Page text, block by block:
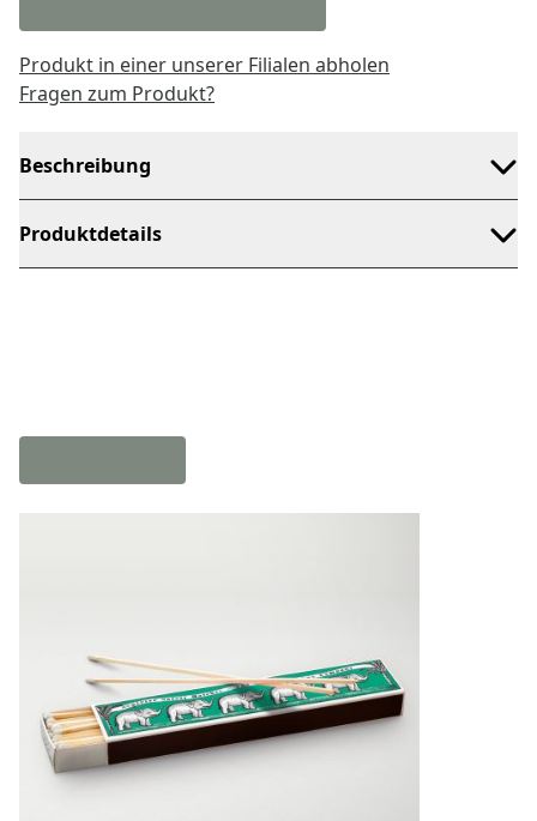
Produkt in einer unserer Filialen abholen
Fragen zum Produkt?
Beschreibung
Produktdetails